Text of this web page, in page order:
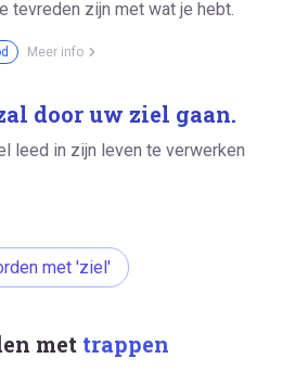
tevreden zijn met wat je hebt.
Meer info
door uw ziel gaan.
leed in zijn leven te verwerken
met 'ziel'
met trappen